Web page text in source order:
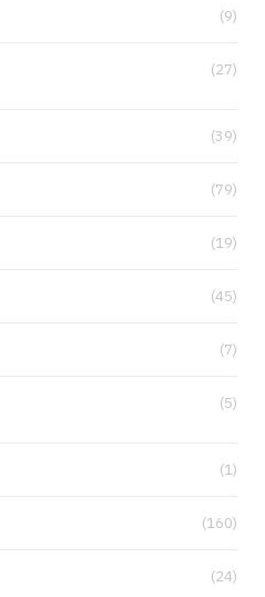
(9)
(27)
(39)
(79)
(19)
(45)
(7)
(5)
(1)
(160)
(24)